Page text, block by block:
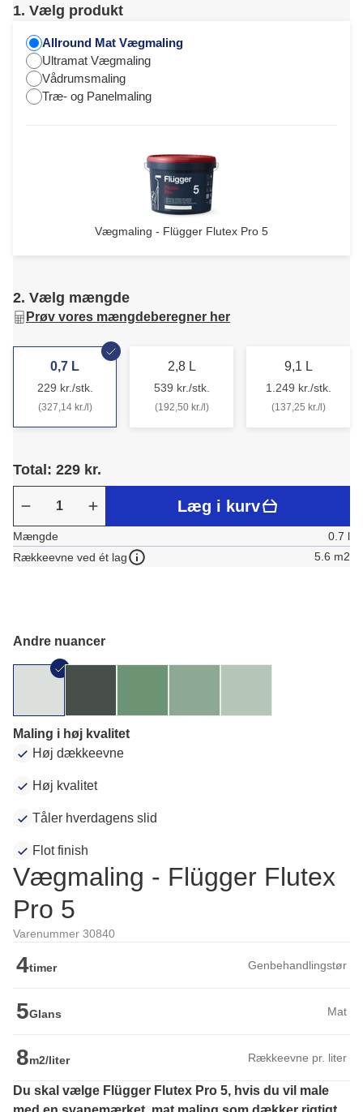
1. Vælg produkt
Allround Mat Vægmaling
Ultramat Vægmaling
Vådrumsmaling
Træ- og Panelmaling
Vægmaling - Flügger Flutex Pro 5
2. Vælg mængde
Prøv vores mængdeberegner her
0,7 L
229 kr./stk.
(327,14 kr./l)
2,8 L
539 kr./stk.
(192,50 kr./l)
9,1 L
1.249 kr./stk.
(137,25 kr./l)
Total: 229 kr.
Læg i kurv
Mængde
0.7 l
Rækkeevne ved ét lag
5.6 m2
Andre nuancer
Maling i høj kvalitet
Høj dækkeevne
Høj kvalitet
Tåler hverdagens slid
Flot finish
Vægmaling - Flügger Flutex
Pro 5
Varenummer 30840
4timer Genbehandlingstør
5Glans Mat
8m2/liter Rækkeevne pr. liter
Du skal vælge Flügger Flutex Pro 5, hvis du vil male